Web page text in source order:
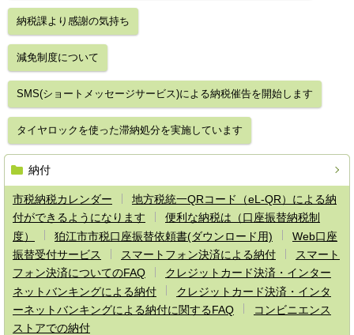
納税課より感謝の気持ち
減免制度について
SMS(ショートメッセージサービス)による納税催告を開始します
タイヤロックを使った滞納処分を実施しています
納付
市税納税カレンダー
地方税統一QRコード（eL-QR）による納
付ができるようになります
便利な納税は（口座振替納税制
度）
狛江市市税口座振替依頼書(ダウンロード用)
Web口座
振替受付サービス
スマートフォン決済による納付
スマート
フォン決済についてのFAQ
クレジットカード決済・インター
ネットバンキングによる納付
クレジットカード決済・インタ
ーネットバンキングによる納付に関するFAQ
コンビニエンス
ストアでの納付